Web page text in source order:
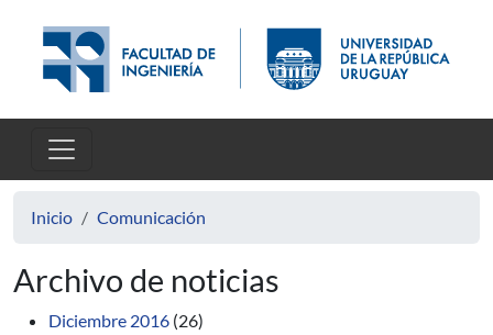
Inicio Comunicación
Archivo de noticias
Diciembre 2016 (26)